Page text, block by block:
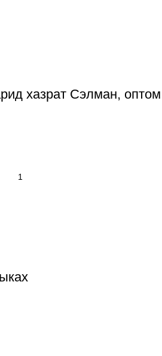
хазрат Сэлман, оптом